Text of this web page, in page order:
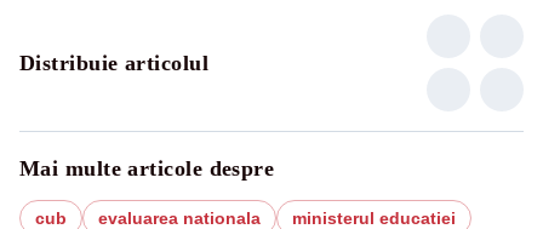
Distribuie articolul
Mai multe articole despre
cub evaluarea nationala ministerul educatiei